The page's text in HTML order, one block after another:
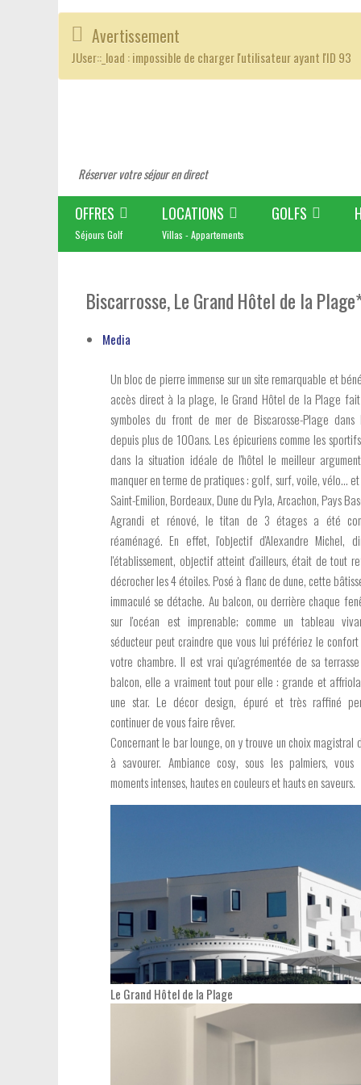
Avertissement
JUser::_load : impossible de charger l'utilisateur ayant l'ID 93
Réserver votre séjour en direct
OFFRES
Séjours Golf
LOCATIONS
Villas - Appartements
GOLFS
Biscarrosse, Le Grand Hôtel de la
Media
Un bloc de pierre immense sur un site remarquable et
accès direct à la plage, le Grand Hôtel de la Plage
symboles du front de mer de Biscarosse-Plage dans
depuis plus de 100ans. Les épicuriens comme les
dans la situation idéale de l'hôtel le meilleur
manquer en terme de pratiques : golf, surf, voile, vélo...
Saint-Emilion, Bordeaux, Dune du Pyla, Arcachon, Pays
Agrandi et rénové, le titan de 3 étages a été
réaménagé. En effet, l'objectif d'Alexandre Michel,
l'établissement, objectif atteint d'ailleurs, était de tout
décrocher les 4 étoiles. Posé à flanc de dune, cette
immaculé se détache. Au balcon, ou derrière chaque
sur l'océan est imprenable; comme un tableau
séducteur peut craindre que vous lui préfériez le
votre chambre. Il est vrai qu'agrémentée de sa
balcon, elle a vraiment tout pour elle : grande et
une star. Le décor design, épuré et très raffiné
continuer de vous faire rêver.
Concernant le bar lounge, on y trouve un choix magistral
à savourer. Ambiance cosy, sous les palmiers,
moments intenses, hautes en couleurs et hauts en saveurs.
Le Grand Hôtel de la Plage